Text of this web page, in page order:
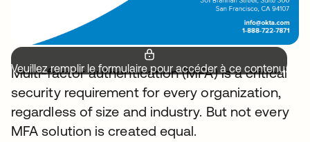
Veuillez remplir le formulaire pour accéder à ce contenu.
Multi-factor authentication (MFA) is a critical
security requirement for every organization,
regardless of size and industry. But not every
MFA solution is created equal.